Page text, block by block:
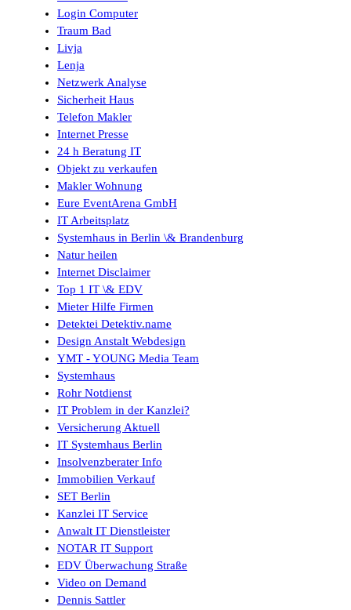
Login Computer
Traum Bad
Livja
Lenja
Netzwerk Analyse
Sicherheit Haus
Telefon Makler
Internet Presse
24 h Beratung IT
Objekt zu verkaufen
Makler Wohnung
Eure EventArena GmbH
IT Arbeitsplatz
Systemhaus in Berlin \& Brandenburg
Natur heilen
Internet Disclaimer
Top 1 IT \& EDV
Mieter Hilfe Firmen
Detektei Detektiv.name
Design Anstalt Webdesign
YMT - YOUNG Media Team
Systemhaus
Rohr Notdienst
IT Problem in der Kanzlei?
Versicherung Aktuell
IT Systemhaus Berlin
Insolvenzberater Info
Immobilien Verkauf
SET Berlin
Kanzlei IT Service
Anwalt IT Dienstleister
NOTAR IT Support
EDV Überwachung Straße
Video on Demand
Dennis Sattler